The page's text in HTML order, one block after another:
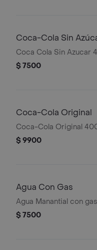
Coca-Cola Sin
Coca Cola Sin Azucar
$ 7500
Coca-Cola Original
Coca-Cola Original
$ 9900
Agua Con Gas
Agua Manantial con
$ 7500